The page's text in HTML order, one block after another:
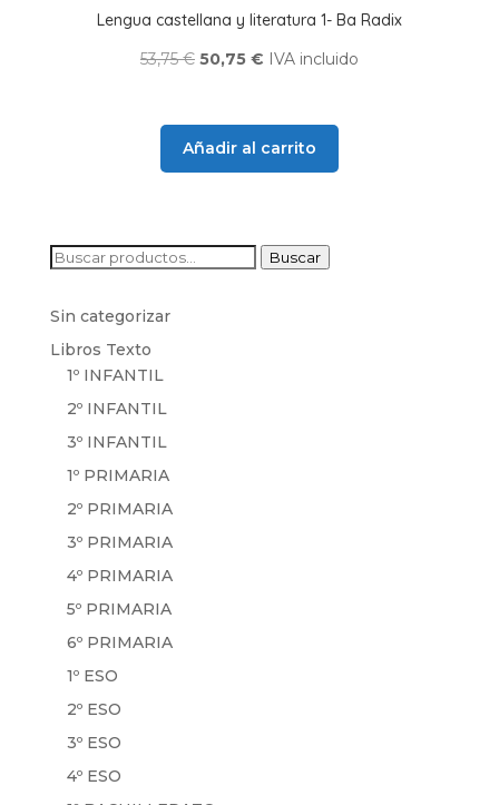
Lengua castellana y literatura 1- Ba Radix
53,75€ El
53,75 €.
50,75 €El
50,75 €.
IVA incluido
Añadir al carrito
Buscar
Buscar
Sin categorizar
Libros Texto
1º INFANTIL
2º INFANTIL
3º INFANTIL
1º PRIMARIA
2º PRIMARIA
3º PRIMARIA
4º PRIMARIA
5º PRIMARIA
6º PRIMARIA
1º ESO
2º ESO
3º ESO
4º ESO